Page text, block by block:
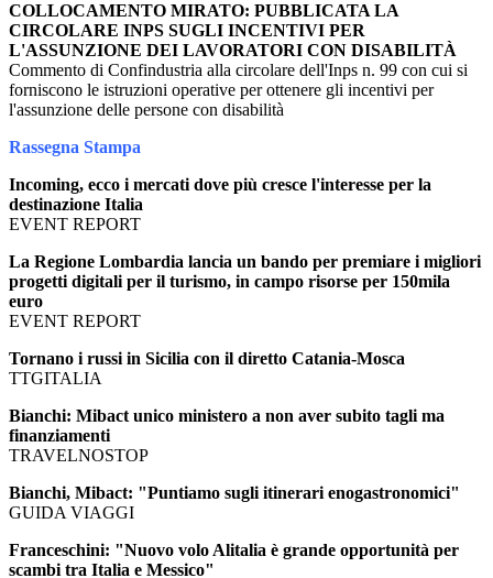
COLLOCAMENTO MIRATO: PUBBLICATA LA
CIRCOLARE INPS SUGLI INCENTIVI PER
L'ASSUNZIONE DEI LAVORATORI CON DISABILITÀ
Commento di Confindustria alla circolare dell'Inps n. 99 con cui si
forniscono le istruzioni operative per ottenere gli incentivi per
l'assunzione delle persone con disabilità
Rassegna Stampa
Incoming, ecco i mercati dove più cresce l'interesse per la
destinazione Italia
EVENT REPORT
La Regione Lombardia lancia un bando per premiare i migliori
progetti digitali per il turismo, in campo risorse per 150mila
euro
EVENT REPORT
Tornano i russi in Sicilia con il diretto Catania-Mosca
TTGITALIA
Bianchi: Mibact unico ministero a non aver subito tagli ma
finanziamenti
TRAVELNOSTOP
Bianchi, Mibact: "Puntiamo sugli itinerari enogastronomici"
GUIDA VIAGGI
Franceschini: "Nuovo volo Alitalia è grande opportunità per
scambi tra Italia e Messico"